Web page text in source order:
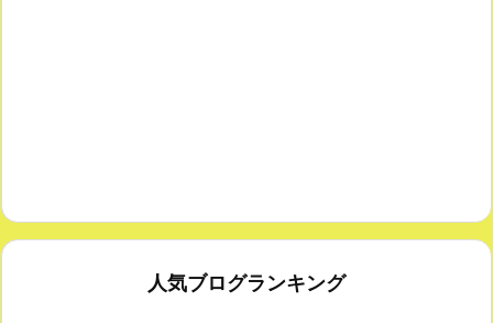
人気ブログランキング